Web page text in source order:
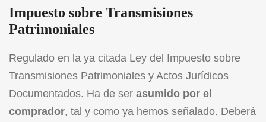
Impuesto sobre Transmisiones
Patrimoniales
Regulado en la ya citada Ley del Impuesto sobre
Transmisiones Patrimoniales y Actos Jurídicos
Documentados. Ha de ser asumido por el
comprador, tal y como ya hemos señalado. Deberá